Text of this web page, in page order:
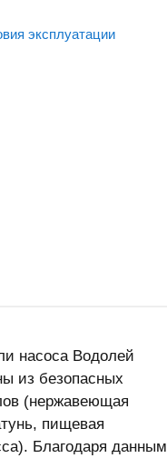
эксплуатации
насоса Водолей
из безопасных
(нержавеющая
пищевая
Благодаря данным